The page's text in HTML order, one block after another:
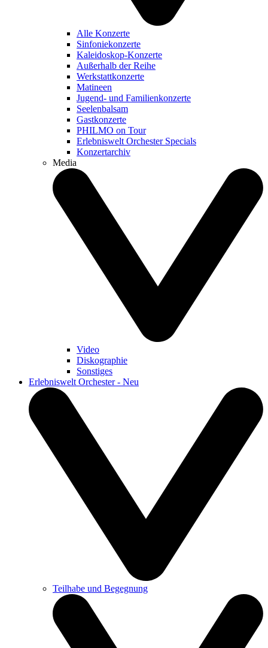
Alle Konzerte
Sinfoniekonzerte
Kaleidoskop-Konzerte
Außerhalb der Reihe
Werkstattkonzerte
Matineen
Jugend- und Familienkonzerte
Seelenbalsam
Gastkonzerte
PHILMO on Tour
Erlebniswelt Orchester Specials
Konzertarchiv
Media
Video
Diskographie
Sonstiges
Erlebniswelt Orchester - Neu
Teilhabe und Begegnung